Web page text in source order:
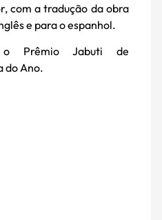
com a tradução da obra
e para o espanhol.
o Prêmio Jabuti de
do Ano.